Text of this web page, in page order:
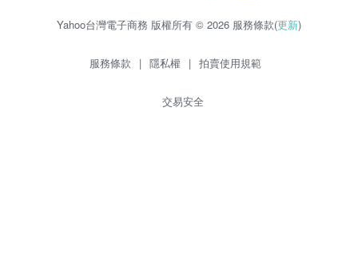
Yahoo台灣電子商務 版權所有 © 2026 服務條款(更新)
服務條款 | 隱私權 | 拍賣使用規範
交易安全